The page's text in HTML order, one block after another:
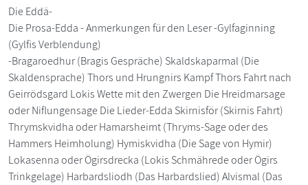
Die Eddä-
Die Prosa-Edda - Anmerkungen für den Leser -Gylfaginning
(Gylfis Verblendung)
-Bragaroedhur (Bragis Gespräche) Skaldskaparmal (Die
Skaldensprache) Thors und Hrungnirs Kampf Thors Fahrt nach
Geirrödsgard Lokis Wette mit den Zwergen Die Hreidmarsage
oder Niflungensage Die Lieder-Edda Skirnisför (Skirnis Fahrt)
Thrymskvidha oder Hamarsheimt (Thryms-Sage oder des
Hammers Heimholung) Hymiskvidha (Die Sage von Hymir)
Lokasenna oder Ögirsdrecka (Lokis Schmährede oder Ögirs
Trinkgelage) Harbardsliodh (Das Harbardslied) Alvismal (Das